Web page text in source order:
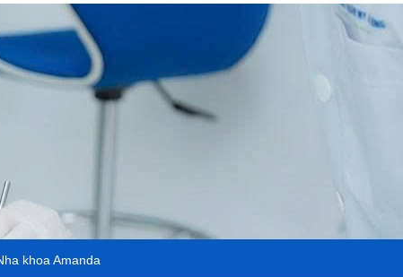
khoa Amanda